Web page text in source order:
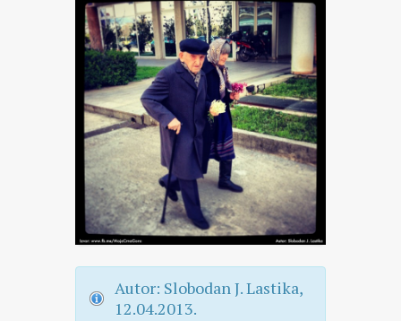
Autor: Slobodan J. Lastika,
12.04.2013.